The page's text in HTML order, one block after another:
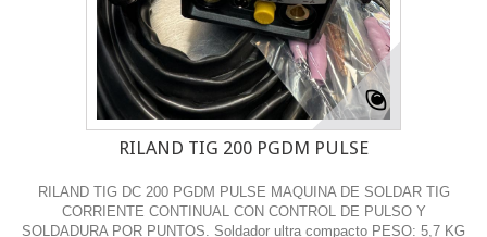
RILAND TIG 200 PGDM PULSE
RILAND TIG DC 200 PGDM PULSE MAQUINA DE SOLDAR TIG
CORRIENTE CONTINUAL CON CONTROL DE PULSO Y
SOLDADURA POR PUNTOS. Soldador ultra compacto PESO: 5,7 KG